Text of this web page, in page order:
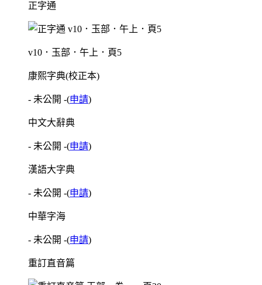
正字通
v10．玉部．午上．頁5
康熙字典(校正本)
- 未公開 -(申請)
中文大辭典
- 未公開 -(申請)
漢語大字典
- 未公開 -(申請)
中華字海
- 未公開 -(申請)
重訂直音篇